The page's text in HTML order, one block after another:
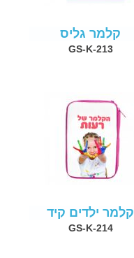
קלמר גליס
GS-K-213
קלמר ילדים קיד
GS-K-214